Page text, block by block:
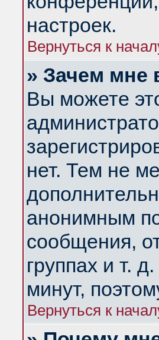
настроек.
Вернуться к
» Зачем мне
Вы можете
нет. Тем не
анонимным
сообщения,
группах и т.
минут,
Вернуться к